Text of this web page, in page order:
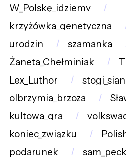
W_Polskę_idziemy
krzyżówka_genetyczna
urodzin
szamanka
Żaneta_Chełminiak
Lex_Luthor
olbrzymia_brzoza
kultowa_gra
koniec_związku
podarunek